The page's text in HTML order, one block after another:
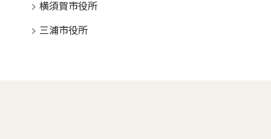
横須賀市役所
三浦市役所